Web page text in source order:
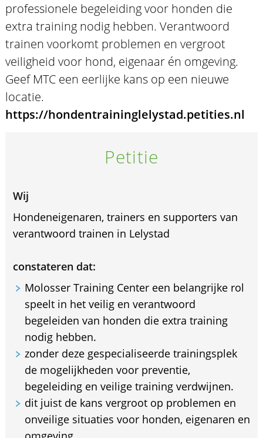
professionele begeleiding voor honden die
extra training nodig hebben. Verantwoord
trainen voorkomt problemen en vergroot
veiligheid voor hond, eigenaar én omgeving.
Geef MTC een eerlijke kans op een nieuwe
locatie.
https://hondentraininglelystad.petities.nl
Petitie
Wij
Hondeneigenaren, trainers en supporters van
verantwoord trainen in Lelystad
constateren dat:
Molosser Training Center een belangrijke rol
speelt in het veilig en verantwoord
begeleiden van honden die extra training
nodig hebben.
zonder deze gespecialiseerde trainingsplek
de mogelijkheden voor preventie,
begeleiding en veilige training verdwijnen.
dit juist de kans vergroot op problemen en
onveilige situaties voor honden, eigenaren en